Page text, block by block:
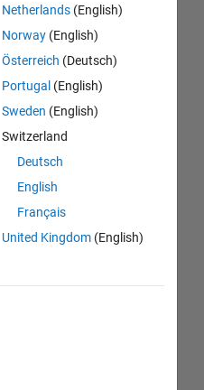
Netherlands(English)
Norway(English)
Österreich (Deutsch)
Portugal (English)
Sweden (English)
Switzerland
Deutsch
English
Français
United Kingdom(English)